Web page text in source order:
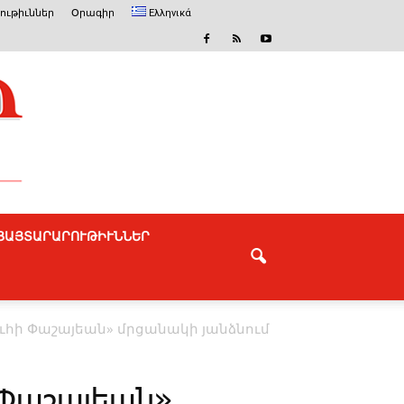
Օրագիր Ελληνικά
Փաշայեան» մրցանակի յանձնում